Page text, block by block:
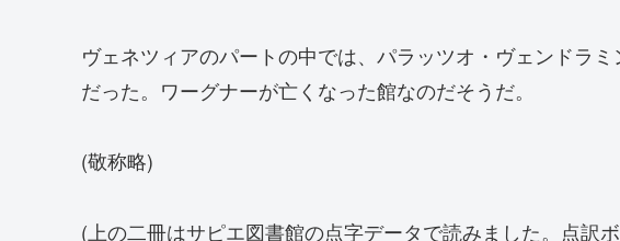
ヴェネツィアのパートの中では、パラッツオ・ヴェンドラ
だった。ワーグナーが亡くなった館なのだそうだ。
(敬称略)
(上の二冊はサピエ図書館の点字データで読みました。点訳